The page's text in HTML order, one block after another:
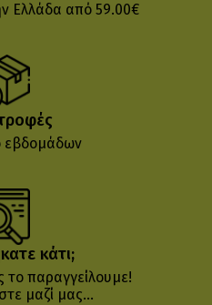
Ελλάδα από 59.00€
εβδομάδων
κάτι;
παραγγείλουμε!
μαζί μας...